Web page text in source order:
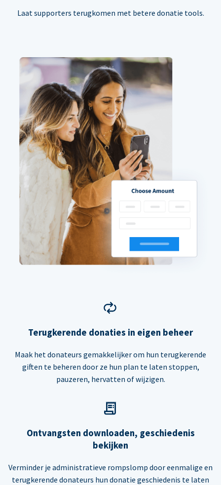
Laat supporters terugkomen met betere donatie tools.
Terugkerende donaties in eigen beheer
Maak het donateurs gemakkelijker om hun terugkerende
giften te beheren door ze hun plan te laten stoppen,
pauzeren, hervatten of wijzigen.
Ontvangsten downloaden, geschiedenis
bekijken
Verminder je administratieve rompslomp door eenmalige en
terugkerende donateurs hun donatie geschiedenis te laten